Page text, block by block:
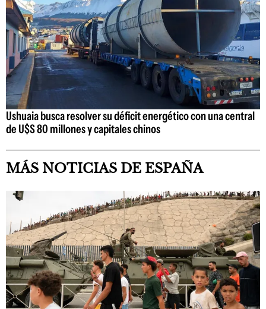
Ushuaia busca resolver su déficit energético con una central
de U$S 80 millones y capitales chinos
MÁS NOTICIAS DE ESPAÑA